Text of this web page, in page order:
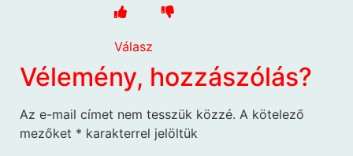
Válasz
Vélemény, hozzászólás?
Az e-mail címet nem tesszük közzé. A kötelező
mezőket * karakterrel jelöltük